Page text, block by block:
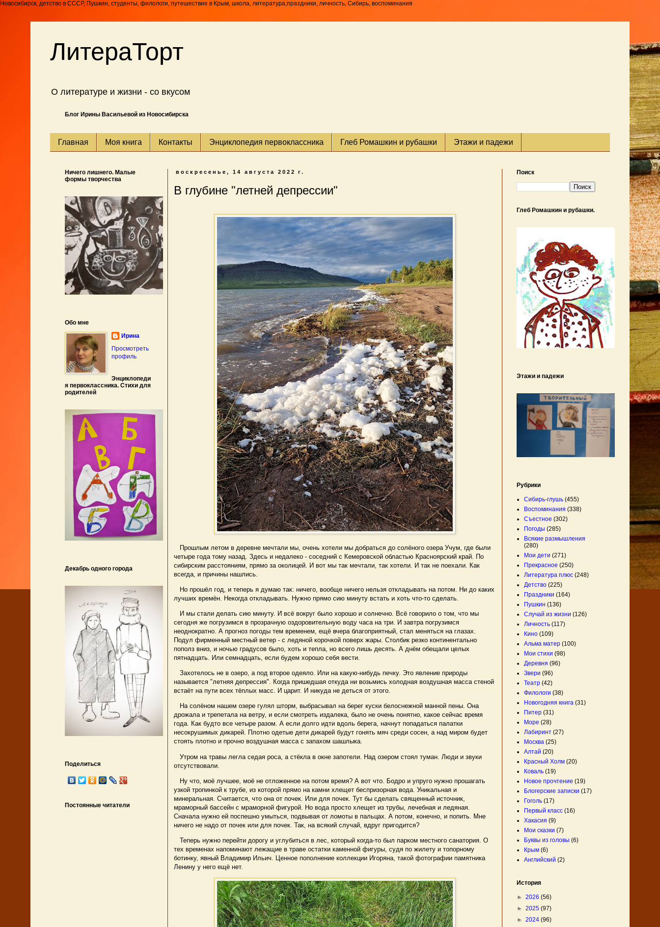
Новосибирск, детство в СССР, Пушкин, студенты, филологи, путешествие в Крым, школа, литература,праздники, личность, Сибирь, воспоминания
ЛитераТорт
О литературе и жизни - со вкусом
Блог Ирины Васильевой из Новосибирска
Главная Моя книга Контакты Энциклопедия первоклассника Глеб Ромашкин и рубашки Этажи и падежи
воскресенье, 14 августа 2022 г.
В глубине "летней депрессии"
Прошлым летом в деревне мечтали мы, очень хотели мы добраться до солёного озера Учум, где были
четыре года тому назад. Здесь и недалеко - соседний с Кемеровской областью Красноярский край. По
сибирским расстояниям, прямо за околицей. И вот мы так мечтали, так хотели. И так не поехали. Как
всегда, и причины нашлись.
Но прошёл год, и теперь я думаю так: ничего, вообще ничего нельзя откладывать на потом. Ни до каких
лучших времён. Некогда откладывать. Нужно прямо сию минуту встать и хоть что-то сделать.
И мы стали делать сию минуту. И всё вокруг было хорошо и солнечно. Всё говорило о том, что мы
сегодня же погрузимся в прозрачную оздоровительную воду часа на три. И завтра погрузимся
неоднократно. А прогноз погоды тем временем, ещё вчера благоприятный, стал меняться на глазах.
Подул фирменный местный ветер - с ледяной корочкой поверх жары. Столбик резко континентально
пополз вниз, и ночью градусов было, хоть и тепла, но всего лишь десять. А днём обещали целых
пятнадцать. Или семнадцать, если будем хорошо себя вести.
Захотелось не в озеро, а под второе одеяло. Или на какую-нибудь печку. Это явление природы
называется "летняя депрессия". Когда пришедшая откуда ни возьмись холодная воздушная масса стеной
встаёт на пути всех тёплых масс. И царит. И никуда не деться от этого.
На солёном нашем озере гулял шторм, выбрасывал на берег куски белоснежной манной пены. Она
дрожала и трепетала на ветру, и если смотреть издалека, было не очень понятно, какое сейчас время
года. Как будто все четыре разом. А если долго идти вдоль берега, начнут попадаться палатки
несокрушимых дикарей. Плотно одетые дети дикарей будут гонять мяч среди сосен, а над миром будет
стоять плотно и прочно воздушная масса с запахом шашлыка.
Утром на травы легла седая роса, а стёкла в окне запотели. Над озером стоял туман. Люди и звуки
отсутствовали.
Ну что, моё лучшее, моё не отложенное на потом время? А вот что. Бодро и упруго нужно прошагать
узкой тропинкой к трубе, из которой прямо на камни хлещет беспризорная вода. Уникальная и
минеральная. Считается, что она от почек. Или для почек. Тут бы сделать священный источник,
мраморный бассейн с мраморной фигурой. Но вода просто хлещет из трубы, лечебная и ледяная.
Сначала нужно ей поспешно умыться, подвывая от ломоты в пальцах. А потом, конечно, и попить. Мне
ничего не надо от почек или для почек. Так, на всякий случай, вдруг пригодится?
Теперь нужно перейти дорогу и углубиться в лес, который когда-то был парком местного санатория. О
тех временах напоминают лежащие в траве остатки каменной фигуры, судя по жилету и топорному
ботинку, явный Владимир Ильич. Ценное пополнение коллекции Игоряна, такой фотографии памятника
Ленину у него ещё нет.
Ничего лишнего. Малые
формы творчества
Обо мне
Ирина
Просмотреть
профиль
Энциклопеди
я первоклассника. Стихи для
родителей
Декабрь одного города
Поделиться
Постоянные читатели
Поиск
Глеб Ромашкин и рубашки.
Этажи и падежи
Рубрики
Сибирь-глушь (455)
Воспоминания (338)
Съестное (302)
Погоды (285)
Всякие размышления
(280)
Мои дети (271)
Прекрасное (250)
Литература плюс (248)
Детство (225)
Праздники (164)
Пушкин (136)
Случай из жизни (126)
Личность (117)
Кино (109)
Альма матер (100)
Мои стихи (98)
Деревня (96)
Звери (96)
Театр (42)
Филологи (38)
Новогодняя книга (31)
Питер (31)
Море (28)
Лабиринт (27)
Москва (25)
Алтай (20)
Красный Холм (20)
Коваль (19)
Новое прочтение (19)
Блогерские записки (17)
Гоголь (17)
Первый класс (16)
Хакасия (9)
Мои сказки (7)
Буквы из головы (6)
Крым (6)
Английский (2)
История
► 2026 (56)
► 2025 (97)
► 2024 (96)